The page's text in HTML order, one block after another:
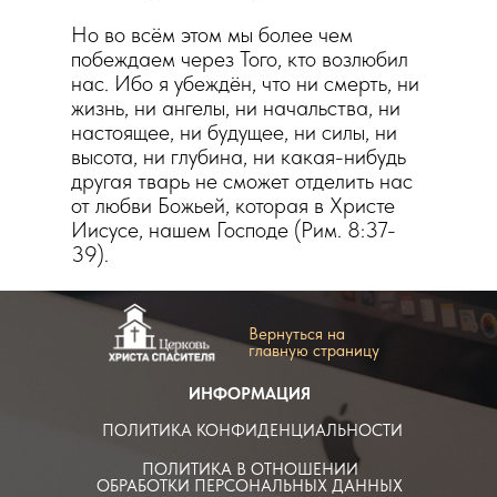
Но во всём этом мы более чем
побеждаем через Того, кто возлюбил
нас. Ибо я убеждён, что ни смерть, ни
жизнь, ни ангелы, ни начальства, ни
настоящее, ни будущее, ни силы, ни
высота, ни глубина, ни какая-нибудь
другая тварь не сможет отделить нас
от любви Божьей, которая в Христе
Иисусе, нашем Господе (Рим. 8:37-
39).
ИНФОРМАЦИЯ
ПОЛИТИКА КОНФИДЕНЦИАЛЬНОСТИ
ПОЛИТИКА В ОТНОШЕНИИ
ОБРАБОТКИ ПЕРСОНАЛЬНЫХ ДАННЫХ
Вернуться на
главную страницу